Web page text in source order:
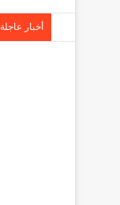
أخبار عاجلة